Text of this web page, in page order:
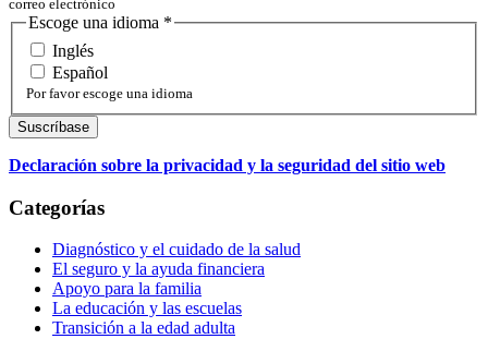
correo electrónico
Escoge una idioma *
Inglés
Español
Por favor escoge una idioma
Declaración sobre la privacidad y la seguridad del sitio web
Categorías
Diagnóstico y el cuidado de la salud
El seguro y la ayuda financiera
Apoyo para la familia
La educación y las escuelas
Transición a la edad adulta